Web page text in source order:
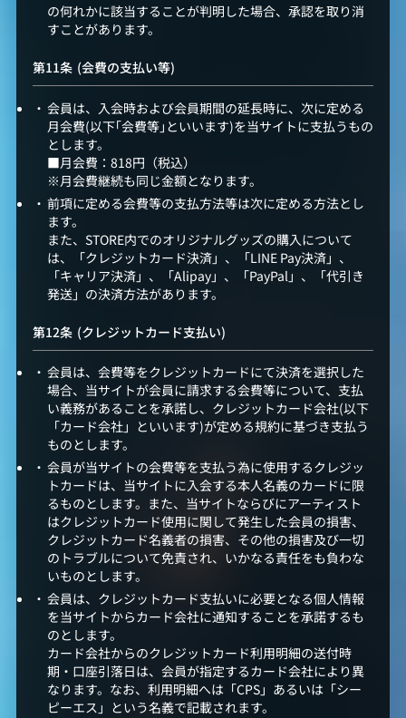
の何れかに該当することが判明した場合、承認を取り消
すことがあります。
(会費の支払い等)
会員は、入会時および会員期間の延長時に、次に定める
月会費(以下｢会費等｣といいます)を当サイトに支払うもの
とします。
■月会費：818円（税込）
※月会費継続も同じ金額となります。
前項に定める会費等の支払方法等は次に定める方法とし
ます。
また、STORE内でのオリジナルグッズの購入について
は、「クレジットカード決済」、「LINE Pay決済」、
「キャリア決済」、「Alipay」、「PayPal」、「代引き
発送」の決済方法があります。
(クレジットカード支払い)
会員は、会費等をクレジットカードにて決済を選択した
場合、当サイトが会員に請求する会費等について、支払
い義務があることを承諾し、クレジットカード会社(以下
「カード会社」といいます)が定める規約に基づき支払う
ものとします。
会員が当サイトの会費等を支払う為に使用するクレジッ
トカードは、当サイトに入会する本人名義のカードに限
るものとします。また、当サイトならびにアーティスト
はクレジットカード使用に関して発生した会員の損害、
クレジットカード名義者の損害、その他の損害及び一切
のトラブルについて免責され、いかなる責任をも負わな
いものとします。
会員は、クレジットカード支払いに必要となる個人情報
を当サイトからカード会社に通知することを承諾するも
のとします。
カード会社からのクレジットカード利用明細の送付時
期・口座引落日は、会員が指定するカード会社により異
なります。なお、利用明細へは「CPS」あるいは「シー
ピーエス」という名義で記載されます。